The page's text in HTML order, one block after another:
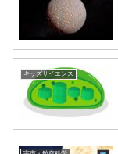
キッズサイエンス